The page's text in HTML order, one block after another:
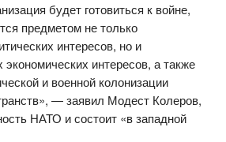
будет готовиться к войне,
предметом не только
интересов, но и
интересов, а также
и военной колонизации
— заявил Модест Колеров,
НАТО и состоит «в западной